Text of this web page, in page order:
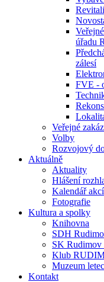
úřadu
zálesí
FVE -
Veřejné
Volby
Rozvojový
Aktuálně
Aktuality
Hlášení
Kalendář akcí
Fotografie
Kultura a spolky
Knihovna
SDH
SK Rudimov
Klub
Muzeum
Kontakt